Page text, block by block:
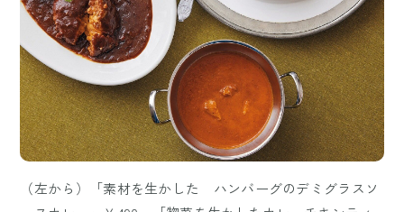
（左から）「素材を生かした ハンバーグのデミグラスソ